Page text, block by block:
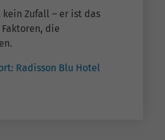
kein Zufall – er ist das
die
Radisson Blu Hotel